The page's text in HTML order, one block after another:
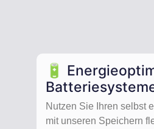
🔋
Nutzen Sie Ihren selbst
mit unseren Speichern